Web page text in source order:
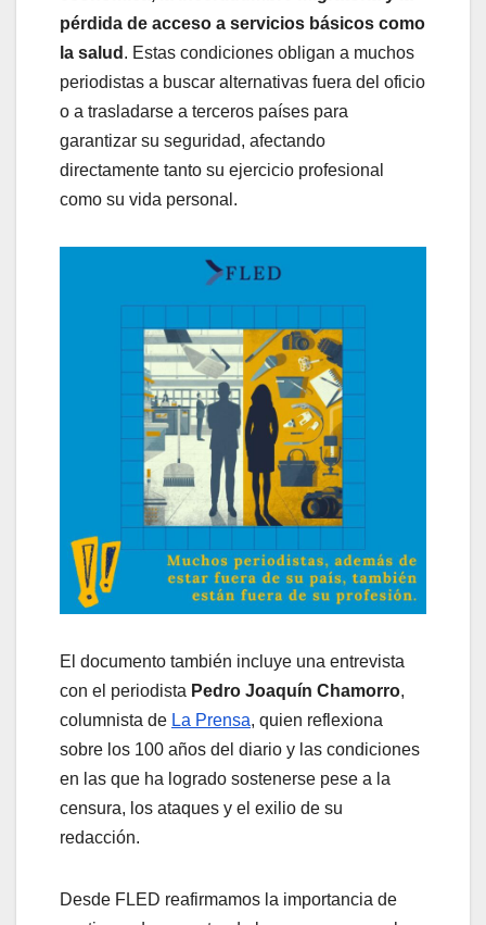
pérdida de acceso a servicios básicos como
la salud . Estas condiciones obligan a muchos
periodistas a buscar alternativas fuera del oficio
o a trasladarse a terceros países para
garantizar su seguridad, afectando
directamente tanto su ejercicio profesional
como su vida personal.
El documento también incluye una entrevista
con el periodista Pedro Joaquín Chamorro,
columnista de La Prensa, quien reflexiona
sobre los 100 años del diario y las condiciones
en las que ha logrado sostenerse pese a la
censura, los ataques y el exilio de su
redacción.
Desde FLED reafirmamos la importancia de